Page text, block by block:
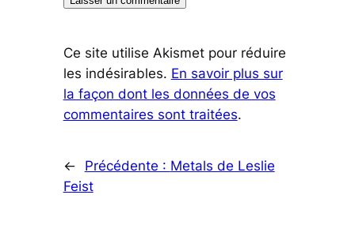
Ce site utilise Akismet pour réduire
les indésirables. En savoir plus sur
la façon dont les données de vos
commentaires sont traitées.
← Précédente : Metals de Leslie
Feist